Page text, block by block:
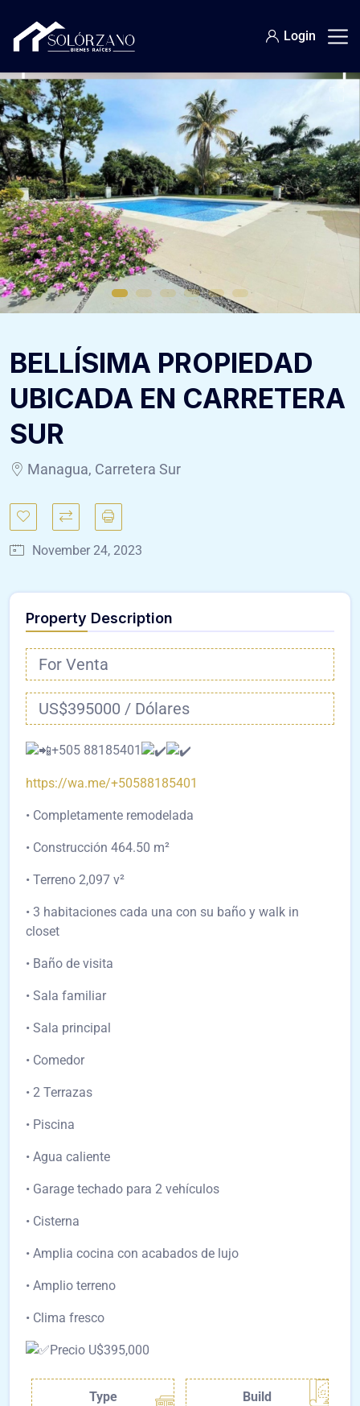
Login
BELLÍSIMA PROPIEDAD
UBICADA EN CARRETERA
SUR
Managua, Carretera Sur
November 24, 2023
Property Description
For Venta
US$395000 / Dólares
+505 88185401
https://wa.me/+50588185401
• Completamente remodelada
• Construcción 464.50 m²
• Terreno 2,097 v²
• 3 habitaciones cada una con su baño y walk in
closet
• Baño de visita
• Sala familiar
• Sala principal
• Comedor
• 2 Terrazas
• Piscina
• Agua caliente
• Garage techado para 2 vehículos
• Cisterna
• Amplia cocina con acabados de lujo
• Amplio terreno
• Clima fresco
Precio U$395,000
Type
Build